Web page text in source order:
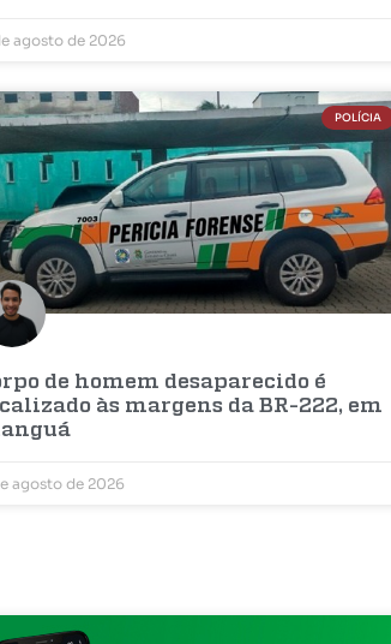
agosto de 2026
POLÍCIA
de homem desaparecido é
às margens da BR-222, em
agosto de 2026